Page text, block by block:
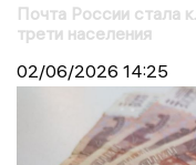
Почта России стала
трети населения
02/06/2026 14:25